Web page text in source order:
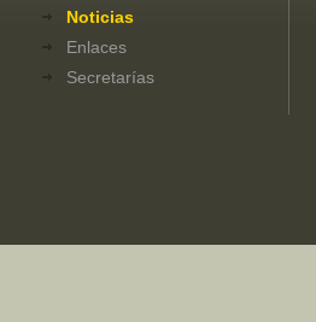
Noticias
Enlaces
Secretarías